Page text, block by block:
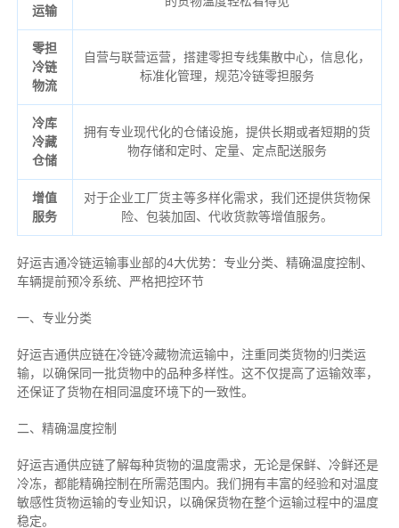
运输
零担
冷链
物流
自营与联营运营，搭建零担专线集散中心，信息化，
标准化管理，规范冷链零担服务
冷库
冷藏
仓储
拥有专业现代化的仓储设施，提供长期或者短期的货
物存储和定时、定量、定点配送服务
增值
服务
对于企业工厂货主等多样化需求，我们还提供货物保
险、包装加固、代收货款等增值服务。
好运吉通冷链运输事业部的4大优势： 专业分类、 精确温度控制、
车辆提前预冷系统、 严格把控环节
一、专业分类
好运吉通供应链在冷链冷藏物流运输中，注重同类货物的归类运
输，以确保同一批货物中的品种多样性。这不仅提高了运输效率，
还保证了货物在相同温度环境下的一致性。
二、 精确温度控制
好运吉通供应链了解每种货物的温度需求，无论是保鲜、冷鲜还是
冷冻，都能精确控制在所需范围内。我们拥有丰富的经验和对温度
敏感性货物运输的专业知识，以确保货物在整个运输过程中的温度
稳定。